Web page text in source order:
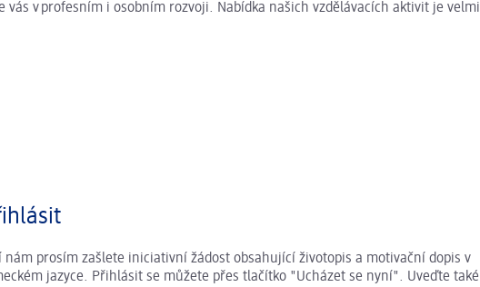
vás v profesním i osobním rozvoji. Nabídka našich vzdělávacích aktivit je velmi
nám prosím zašlete iniciativní žádost obsahující životopis a motivační dopis v
jazyce. Přihlásit se můžete přes tlačítko "Ucházet se nyní". Uveďte také